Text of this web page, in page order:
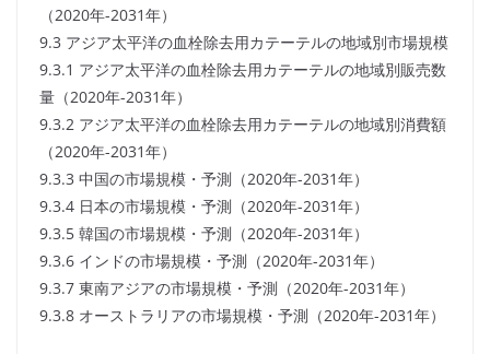
（2020年-2031年）
9.3 アジア太平洋の血栓除去用カテーテルの地域別市場規模
9.3.1 アジア太平洋の血栓除去用カテーテルの地域別販売数
量（2020年-2031年）
9.3.2 アジア太平洋の血栓除去用カテーテルの地域別消費額
（2020年-2031年）
9.3.3 中国の市場規模・予測（2020年-2031年）
9.3.4 日本の市場規模・予測（2020年-2031年）
9.3.5 韓国の市場規模・予測（2020年-2031年）
9.3.6 インドの市場規模・予測（2020年-2031年）
9.3.7 東南アジアの市場規模・予測（2020年-2031年）
9.3.8 オーストラリアの市場規模・予測（2020年-2031年）